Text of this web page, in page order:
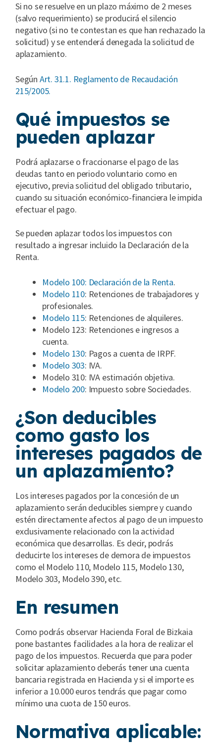
Si no se resuelve en un plazo máximo de 2 meses
(salvo requerimiento) se producirá el silencio
negativo (si no te contestan es que han rechazado la
solicitud) y se entenderá denegada la solicitud de
aplazamiento.
Según Art. 31.1. Reglamento de Recaudación
215/2005.
Qué impuestos se
pueden aplazar
Podrá aplazarse o fraccionarse el pago de las
deudas tanto en periodo voluntario como en
ejecutivo, previa solicitud del obligado tributario,
cuando su situación económico-financiera le impida
efectuar el pago.
Se pueden aplazar todos los impuestos con
resultado a ingresar incluido la Declaración de la
Renta.
Modelo 100: Declaración de la Renta.
Modelo 110: Retenciones de trabajadores y
profesionales.
Modelo 115: Retenciones de alquileres.
Modelo 123: Retenciones e ingresos a
cuenta.
Modelo 130: Pagos a cuenta de IRPF.
Modelo 303: IVA.
Modelo 310: IVA estimación objetiva.
Modelo 200: Impuesto sobre Sociedades.
¿Son deducibles
como gasto los
intereses pagados de
un aplazamiento?
Los intereses pagados por la concesión de un
aplazamiento serán deducibles siempre y cuando
estén directamente afectos al pago de un impuesto
exclusivamente relacionado con la actividad
económica que desarrollas. Es decir, podrás
deducirte los intereses de demora de impuestos
como el Modelo 110, Modelo 115, Modelo 130,
Modelo 303, Modelo 390, etc.
En resumen
Como podrás observar Hacienda Foral de Bizkaia
pone bastantes facilidades a la hora de realizar el
pago de los impuestos. Recuerda que para poder
solicitar aplazamiento deberás tener una cuenta
bancaria registrada en Hacienda y si el importe es
inferior a 10.000 euros tendrás que pagar como
mínimo una cuota de 150 euros.
Normativa aplicable: